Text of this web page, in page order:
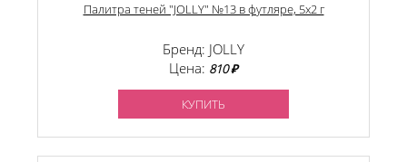
Палитра теней "JOLLY" №13 в футляре, 5х2 г
Бренд: JOLLY
Цена: 810 ₽
КУПИТЬ